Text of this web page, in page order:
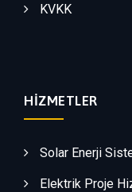
KVKK
HIZMETLER
Solar Enerji
Elektrik Proje